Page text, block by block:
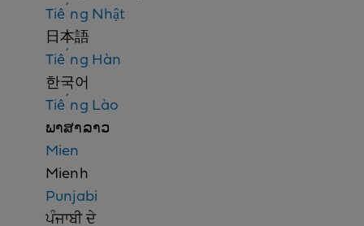
n
n
o
t
i
c
Tiếng Nhật
日本語
Tiếng Hàn
한국어
Tiếng Lào
ພາສາລາວ
Mien
Mienh
Punjabi
ਪੰਜਾਬੀ ਦੇ